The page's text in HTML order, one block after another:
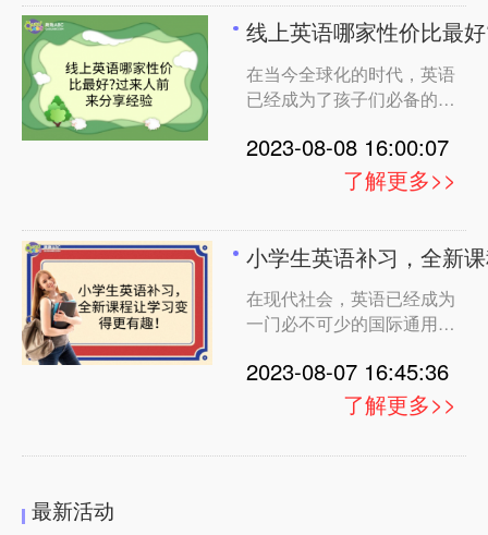
排。 鲸鱼： 鲸鱼致力于打
造全球知名的少儿英语在线
教育品牌，拥有优质的师资
团队和教学资源。他们提供
角出发，分析几家知名的英
语培训机构，分别为趣趣
ABC、麦田英语、
hellokid、贝达英语和
趣味教学 趣趣ABC以儿童
趣味教学为特点，通过丰富
多彩的游戏、歌曲、绘本等
教学方式，吸引孩子的兴
趣，让他们在轻松的氛围中
学习英语。家长们普遍认
为，这种活泼有趣的教学方
式有助于激发孩子的学习兴
线上英语哪家性价比最
在当今全球化的时代，英语
已经成为了孩子们必备的技
识到了英语教育的重要性，
为了给孩子提供更好的学习
环境，各种英语培训机构应
角出发，分析几家知名的英
语培训机构，分别为阿卡
索、趣趣ABC、hellokid、
瓜瓜龙英语和VIPKID。 1.
一教学 阿卡索以真人外教
在线一对一教学为特点，为
家长提供了一种高度个性化
2023-08-08 16:00:07
了解更多>>
小学生英语补习，全新
在现代社会，英语已经成为
一门必不可少的国际通用语
段打好英语基础，越来越多
的家长开始寻找适合的英语
补习机构。全新的课程和有
2023-08-07 16:45:36
了解更多>>
最新活动